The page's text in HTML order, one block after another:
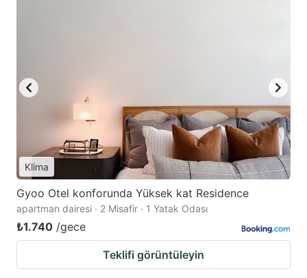
Klima
Gyoo Otel konforunda Yüksek kat Residence
apartman dairesi · 2 Misafir · 1 Yatak Odası
₺1.740 /gece
Teklifi görüntüleyin